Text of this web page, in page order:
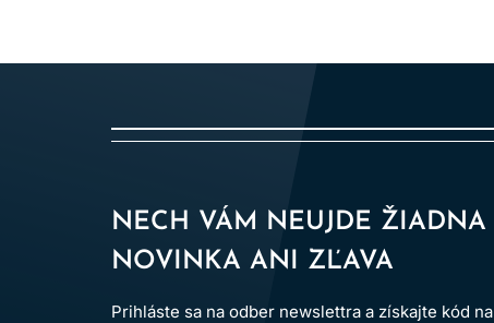
NECH VÁM NEUJDE ŽIADNA
NOVINKA ANI ZĽAVA
Prihláste sa na odber newslettra a získajte kód na